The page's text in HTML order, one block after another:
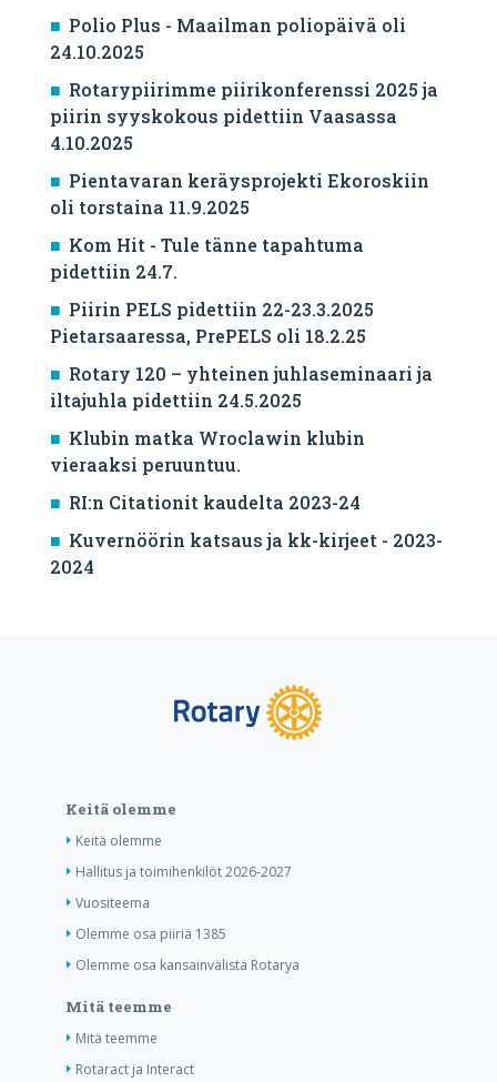
Polio Plus - Maailman poliopäivä oli
24.10.2025
Rotarypiirimme piirikonferenssi 2025 ja
piirin syyskokous pidettiin Vaasassa
4.10.2025
Pientavaran keräysprojekti Ekoroskiin
oli torstaina 11.9.2025
Kom Hit - Tule tänne tapahtuma
pidettiin 24.7.
Piirin PELS pidettiin 22-23.3.2025
Pietarsaaressa, PrePELS oli 18.2.25
Rotary 120 – yhteinen juhlaseminaari ja
iltajuhla pidettiin 24.5.2025
Klubin matka Wroclawin klubin
vieraaksi peruuntuu.
RI:n Citationit kaudelta 2023-24
Kuvernöörin katsaus ja kk-kirjeet - 2023-
2024
Keitä olemme
Keitä olemme
Hallitus ja toimihenkilöt 2026-2027
Vuositeema
Olemme osa piiriä 1385
Olemme osa kansainvälistä Rotarya
Mitä teemme
Mitä teemme
Rotaract ja Interact